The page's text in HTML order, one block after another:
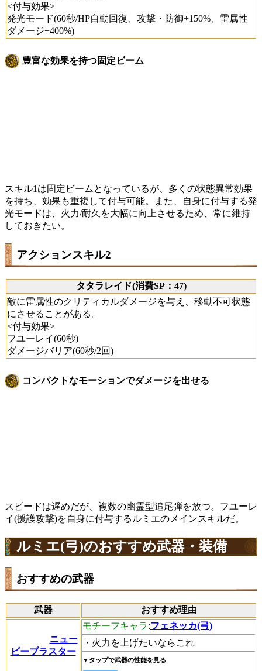
<付与効果>
発光モード(60秒/HP自動回復、攻撃・防御+150%、雷属性
ダメージ+400%)
豊富な効果を持つ固定ビーム
スキル1は固定ビームとなっているが、多くの状態異常効果
を持ち、効果も重複して付与可能。また、自身に付与する発
光モードは、火力/耐久を大幅に向上させるため、常に維持
しておきたい。
アクションスキル2
タタラレイド(消費SP：47)
敵に雷属性のクリティカルダメージを与え、移動不可状態
にさせることがある。
<付与効果>
フユーレイ(60秒)
ダメージバリア(60秒/2回)
コンパクトなモーションでダメージを出せる
スピードは遅めだが、複数の幽霊型追尾弾を放つ。フユーレ
イ(援護攻撃)を自身に付与するルミエのメインスキルだ。
ルミエ(弓)のおすすめ武器・装備
おすすめの武器
武器 おすすめ理由
ニュー
ビーブラスター
モチーフキャラ:フェネッカ(弓)
・火力を上げたいならこれ
▼タップで武器の性能を見る